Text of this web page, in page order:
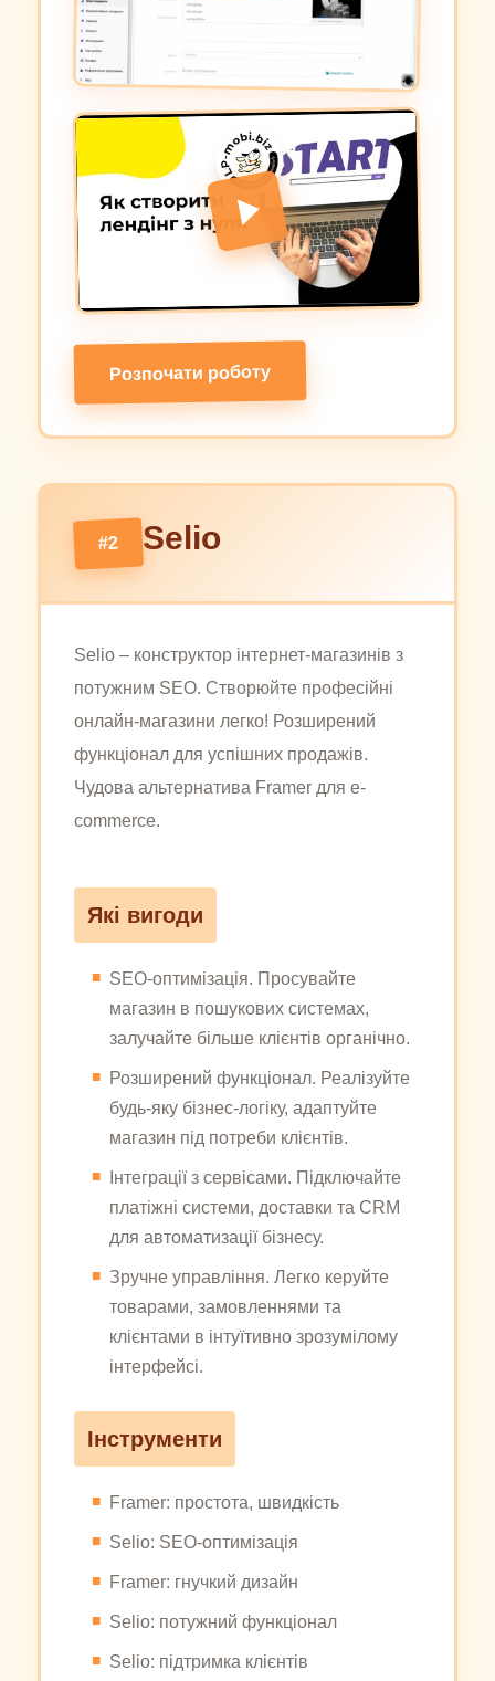
Розпочати роботу
#2 Selio
Selio – конструктор інтернет-магазинів з
потужним SEO. Створюйте професійні
онлайн-магазини легко! Розширений
функціонал для успішних продажів.
Чудова альтернатива Framer для e-
commerce.
Які вигоди
SEO-оптимізація. Просувайте
магазин в пошукових системах,
залучайте більше клієнтів органічно.
Розширений функціонал. Реалізуйте
будь-яку бізнес-логіку, адаптуйте
магазин під потреби клієнтів.
Інтеграції з сервісами. Підключайте
платіжні системи, доставки та CRM
для автоматизації бізнесу.
Зручне управління. Легко керуйте
товарами, замовленнями та
клієнтами в інтуїтивно зрозумілому
інтерфейсі.
Інструменти
Framer: простота, швидкість
Selio: SEO-оптимізація
Framer: гнучкий дизайн
Selio: потужний функціонал
Selio: підтримка клієнтів